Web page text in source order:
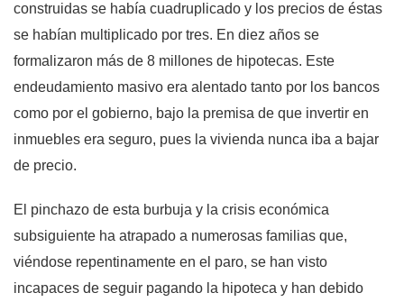
construidas se había cuadruplicado y los precios de éstas
se habían multiplicado por tres. En diez años se
formalizaron más de 8 millones de hipotecas. Este
endeudamiento masivo era alentado tanto por los bancos
como por el gobierno, bajo la premisa de que invertir en
inmuebles era seguro, pues la vivienda nunca iba a bajar
de precio.
El pinchazo de esta burbuja y la crisis económica
subsiguiente ha atrapado a numerosas familias que,
viéndose repentinamente en el paro, se han visto
incapaces de seguir pagando la hipoteca y han debido